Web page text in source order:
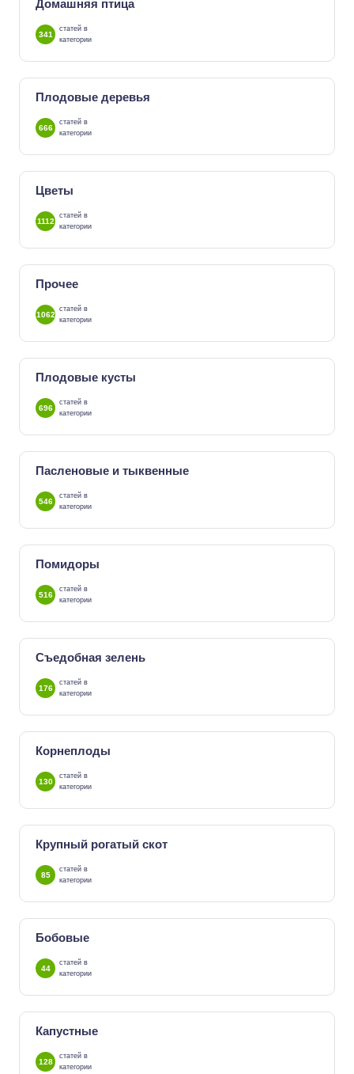
Домашняя птица
341
статей в
категории
Плодовые деревья
666
статей в
категории
Цветы
1112
статей в
категории
Прочее
1062
статей в
категории
Плодовые кусты
696
статей в
категории
Пасленовые и тыквенные
546
статей в
категории
Помидоры
516
статей в
категории
Съедобная зелень
176
статей в
категории
Корнеплоды
130
статей в
категории
Крупный рогатый скот
85
статей в
категории
Бобовые
44
статей в
категории
Капустные
128
статей в
категории